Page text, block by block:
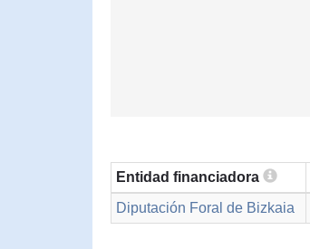
Entidad financiadora
Diputación Foral de Bizkaia